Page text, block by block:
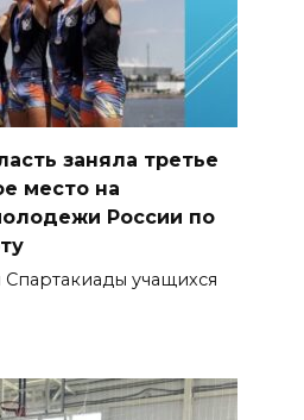
заняла третье
место на
России по
учащихся